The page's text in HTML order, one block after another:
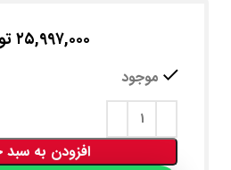
۲۵,۹۹۷,۰۰۰
موجود
افزودن به سبد